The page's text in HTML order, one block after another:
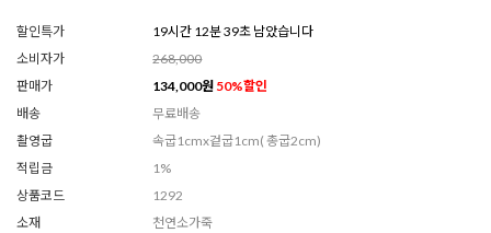
할인특가
19시간 12분 37초 남았습니다
소비자가
268,000
판매가
134,000원 50%할인
배송
무료배송
촬영굽
속굽1cmx겉굽1cm( 총굽2cm)
적립금
1%
상품코드
1292
소재
천연소가죽